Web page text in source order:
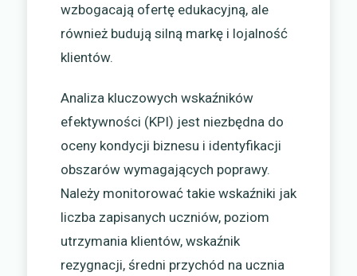
wzbogacają ofertę edukacyjną, ale
również budują silną markę i lojalność
klientów.
Analiza kluczowych wskaźników
efektywności (KPI) jest niezbędna do
oceny kondycji biznesu i identyfikacji
obszarów wymagających poprawy.
Należy monitorować takie wskaźniki jak
liczba zapisanych uczniów, poziom
utrzymania klientów, wskaźnik
rezygnacji, średni przychód na ucznia